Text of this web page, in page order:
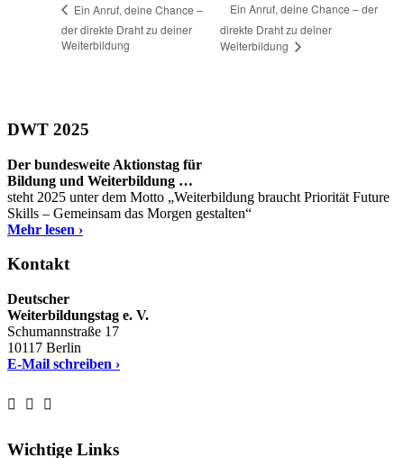
Ein Anruf, deine Chance –
der direkte Draht zu deiner
Weiterbildung
Ein Anruf, deine Chance – der
direkte Draht zu deiner
Weiterbildung
DWT 2025
Der bundesweite Aktionstag für
Bildung und Weiterbildung …
steht 2025 unter dem Motto „Weiterbildung braucht Priorität Future
Skills – Gemeinsam das Morgen gestalten“
Mehr lesen ›
Kontakt
Deutscher
Weiterbildungstag e. V.
Schumannstraße 17
10117 Berlin
E-Mail schreiben ›
Wichtige Links